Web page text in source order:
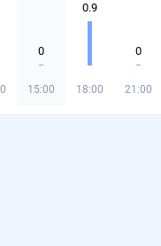
0
15:00
0.9
18:00
0
21:00